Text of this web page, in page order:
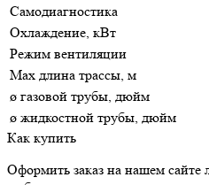
Самодиагностика
Охлаждение, кВт
Режим вентиляции
Max длина трассы, м
ø газовой трубы, дюйм
ø жидкостной трубы, дюйм
Как купить
Оформить заказ на нашем сайте